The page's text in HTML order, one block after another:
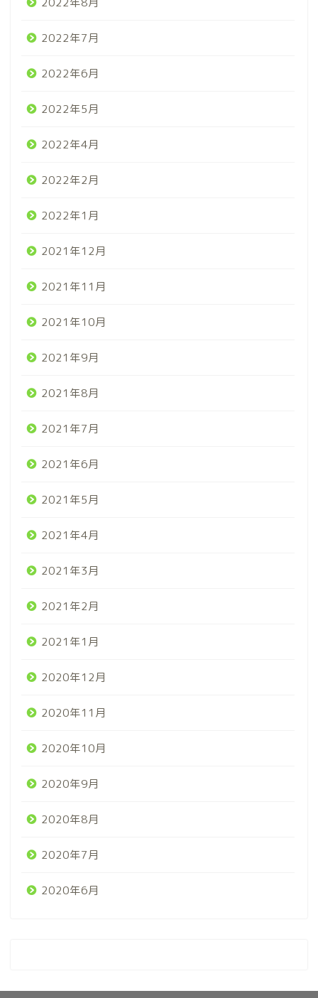
2022年7月
2022年6月
2022年5月
2022年4月
2022年2月
2022年1月
2021年12月
2021年11月
2021年10月
2021年9月
2021年8月
2021年7月
2021年6月
2021年5月
2021年4月
2021年3月
2021年2月
2021年1月
2020年12月
2020年11月
2020年10月
2020年9月
2020年8月
2020年7月
2020年6月